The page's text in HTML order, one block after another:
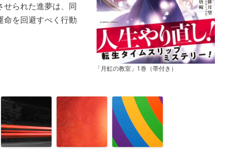
「月虹の教室」1巻（帯付き）
せられた進夢は、同
命を回避すべく行動